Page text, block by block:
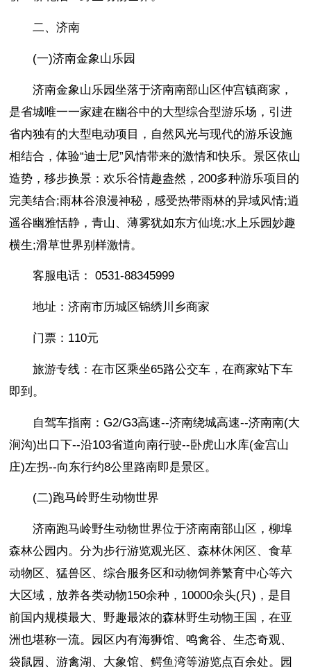
二、济南
(一)济南金象山乐园
济南金象山乐园坐落于济南南部山区仲宫镇商家，
是省城唯一一家建在幽谷中的大型综合型游乐场，引进
省内独有的大型电动项目，自然风光与现代的游乐设施
相结合，体验“迪士尼”风情带来的激情和快乐。景区依山
造势，移步换景：欢乐谷情趣盎然，200多种游乐项目的
完美结合;雨林谷浪漫神秘，感受热带雨林的异域风情;逍
遥谷幽雅恬静，青山、薄雾犹如东方仙境;水上乐园妙趣
横生;滑草世界别样激情。
客服电话： 0531-88345999
地址：济南市历城区锦绣川乡商家
门票：110元
旅游专线：在市区乘坐65路公交车，在商家站下车
即到。
自驾车指南：G2/G3高速--济南绕城高速--济南南(大
涧沟)出口下--沿103省道向南行驶--卧虎山水库(金宫山
庄)左拐--向东行约8公里路南即是景区。
(二)跑马岭野生动物世界
济南跑马岭野生动物世界位于济南南部山区，柳埠
森林公园内。分为步行游览观光区、森林休闲区、食草
动物区、猛兽区、综合服务区和动物饲养繁育中心等六
大区域，放养各类动物150余种，10000余头(只)，是目
前国内规模最大、野趣最浓的森林野生动物王国，在亚
洲也堪称一流。园区内有海狮馆、鸣禽谷、生态奇观、
袋鼠园、游禽湖、大象馆、鳄鱼湾等游览点百余处。园